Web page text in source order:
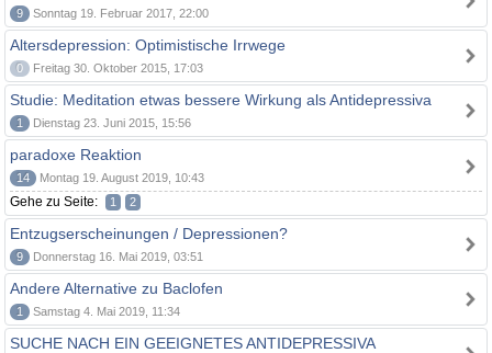
9 Sonntag 19. Februar 2017, 22:00
Altersdepression: Optimistische Irrwege
0 Freitag 30. Oktober 2015, 17:03
Studie: Meditation etwas bessere Wirkung als Antidepressiva
1 Dienstag 23. Juni 2015, 15:56
paradoxe Reaktion
14 Montag 19. August 2019, 10:43
Gehe zu Seite: 1 2
Entzugserscheinungen / Depressionen?
9 Donnerstag 16. Mai 2019, 03:51
Andere Alternative zu Baclofen
1 Samstag 4. Mai 2019, 11:34
SUCHE NACH EIN GEEIGNETES ANTIDEPRESSIVA